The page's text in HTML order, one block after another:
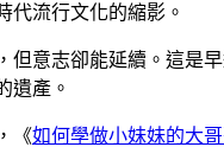
代流行文化的縮影。
但意志卻能延續。這是
遺產。
《如何學做小妹妹的大